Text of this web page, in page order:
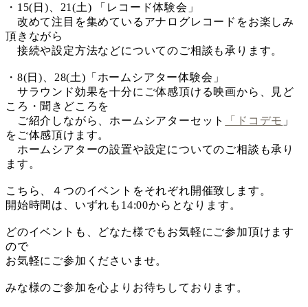
・15(日)、21(土) 「レコード体験会」
改めて注目を集めているアナログレコードをお楽しみ
頂きながら
接続や設定方法などについてのご相談も承ります。
・8(日)、28(土)「ホームシアター体験会」
サラウンド効果を十分にご体感頂ける映画から、見ど
ころ・聞きどころを
ご紹介しながら、ホームシアターセット
「ドコデモ 」
をご体感頂けます。
ホームシアターの設置や設定についてのご相談も承り
ます。
こちら、４つのイベントをそれぞれ開催致します。
開始時間は、いずれも14:00からとなります。
どのイベントも、どなた様でもお気軽にご参加頂けます
ので
お気軽にご参加くださいませ。
みな様のご参加を心よりお待ちしております。